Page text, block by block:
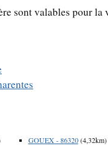
sont valables pour
GOUEX - 86320(4,32km)